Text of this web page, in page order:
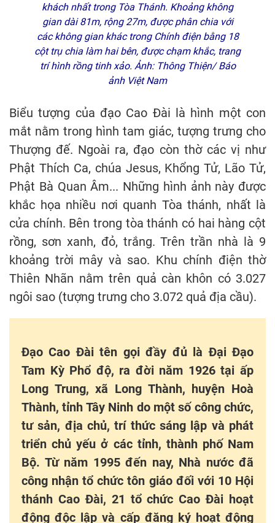
khách nhất trong Tòa Thánh. Khoảng không
gian dài 81m, rộng 27m, được phân chia với
các không gian khác trong Chính điện bằng 18
cột trụ chia làm hai bên, được chạm khắc, trang
trí hình rồng tinh xảo. Ảnh: Thông Thiện/ Báo
ảnh Việt Nam
Biểu tượng của đạo Cao Đài là hình một con
mắt nằm trong hình tam giác, tượng trưng cho
Thượng đế. Ngoài ra, đạo còn thờ các vị như
Phật Thích Ca, chúa Jesus, Khổng Tử, Lão Tử,
Phật Bà Quan Âm... Những hình ảnh này được
khắc họa nhiều nơi quanh Tòa thánh, nhất là
cửa chính. Bên trong tòa thánh có hai hàng cột
rồng, sơn xanh, đỏ, trắng. Trên trần nhà là 9
khoảng trời mây và sao. Khu chính điện thờ
Thiên Nhãn nằm trên quả càn khôn có 3.027
ngôi sao (tượng trưng cho 3.072 quả địa cầu).
Đạo Cao Đài tên gọi đầy đủ là Đại Đạo
Tam Kỳ Phổ độ, ra đời năm 1926 tại ấp
Long Trung, xã Long Thành, huyện Hoà
Thành, tỉnh Tây Ninh do một số công chức,
tư sản, địa chủ, trí thức sáng lập và phát
triển chủ yếu ở các tỉnh, thành phố Nam
Bộ. Từ năm 1995 đến nay, Nhà nước đã
công nhận tổ chức tôn giáo đối với 10 Hội
thánh Cao Đài, 21 tổ chức Cao Đài hoạt
động độc lập và cấp đăng ký hoạt động